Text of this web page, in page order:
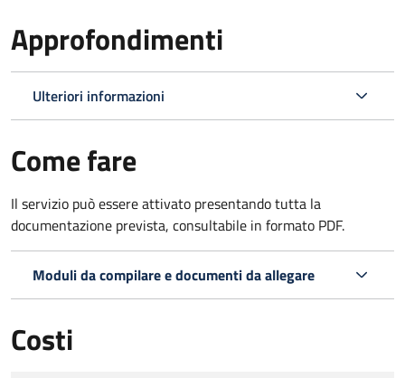
Approfondimenti
Ulteriori informazioni
Come fare
Il servizio può essere attivato presentando tutta la
documentazione prevista, consultabile in formato PDF.
Moduli da compilare e documenti da allegare
Costi